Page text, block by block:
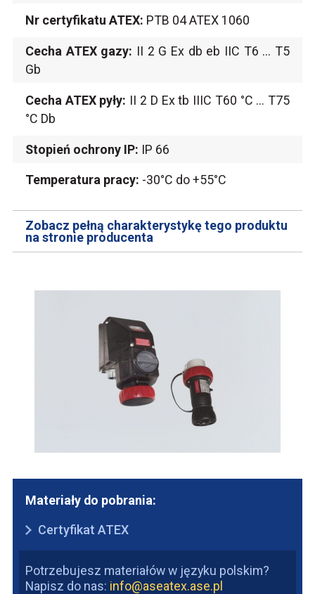
Nr certyfikatu ATEX: PTB 04 ATEX 1060
Cecha ATEX gazy: II 2 G Ex db eb IIC T6 ... T5
Gb
Cecha ATEX pyły: II 2 D Ex tb IIIC T60 °C ... T75
°C Db
Stopień ochrony IP: IP 66
Temperatura pracy: -30°C do +55°C
Zobacz pełną charakterystykę tego produktu
na stronie producenta
Materiały do pobrania:
Certyfikat ATEX
Potrzebujesz materiałów w języku polskim?
Napisz do nas: info@aseatex.ase.pl